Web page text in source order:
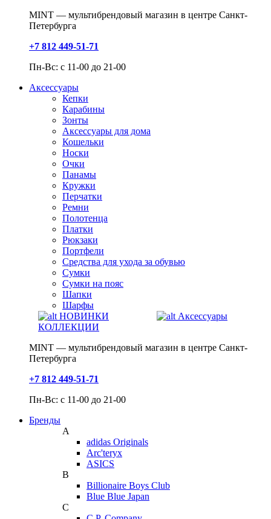
MINT — мультибрендовый магазин в центре Санкт-
Петербурга
+7 812 449-51-71
Пн-Вс: с 11-00 до 21-00
Аксессуары
Кепки
Карабины
Зонты
Аксессуары для дома
Кошельки
Носки
Очки
Панамы
Кружки
Перчатки
Ремни
Полотенца
Платки
Рюкзаки
Портфели
Средства для ухода за обувью
Сумки
Сумки на пояс
Шапки
Шарфы
НОВИНКИ
КОЛЛЕКЦИИ
Аксессуары
MINT — мультибрендовый магазин в центре Санкт-
Петербурга
+7 812 449-51-71
Пн-Вс: с 11-00 до 21-00
Бренды
A
adidas Originals
Arc'teryx
ASICS
B
Billionaire Boys Club
Blue Blue Japan
C